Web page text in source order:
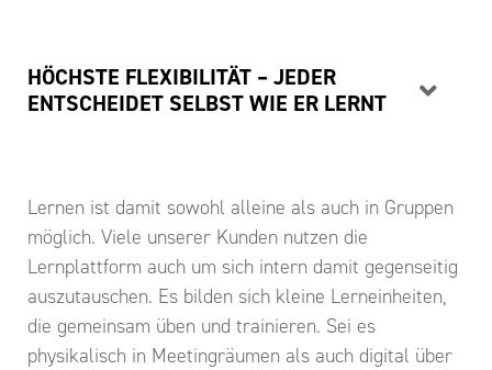
HÖCHSTE FLEXIBILITÄT – JEDER
ENTSCHEIDET SELBST WIE ER LERNT
Lernen ist damit sowohl alleine als auch in Gruppen
möglich. Viele unserer Kunden nutzen die
Lernplattform auch um sich intern damit gegenseitig
auszutauschen. Es bilden sich kleine Lerneinheiten,
die gemeinsam üben und trainieren. Sei es
physikalisch in Meetingräumen als auch digital über